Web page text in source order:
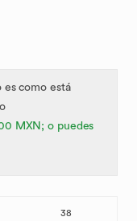
como está
MXN; o puedes
38